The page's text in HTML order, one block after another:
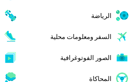
الرياضة
السفر ومعلومات محلية
الصور الفوتوغرافية
المحاكاة